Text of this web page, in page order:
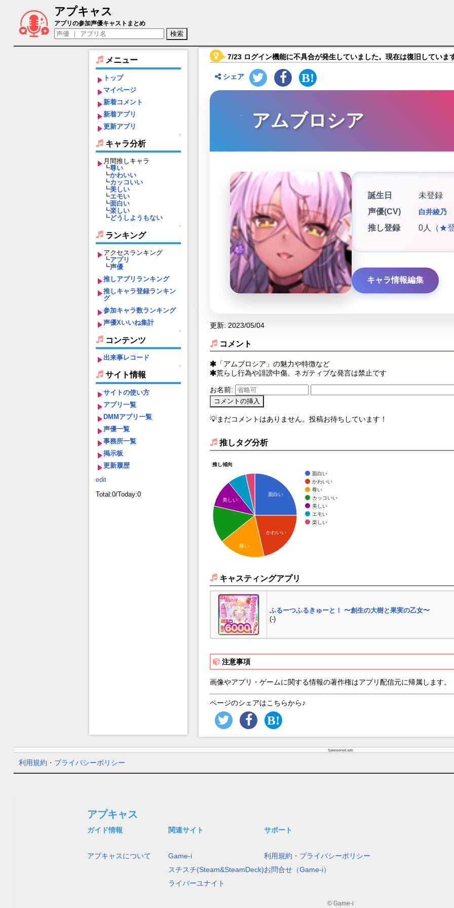
アプキャス
アムブロシア（声優：白井綾乃)【ふるーつふるきゅーと！ 〜創生の大樹と果実の乙女〜】キャラ
アプリの参加声優キャストまとめ
メニュー
トップ
マイページ
新着コメント
新着アプリ
更新アプリ
↑
キャラ分析
月間推しキャラ
┗尊い
┗かわいい
┗カッコいい
┗美しい
┗エモい
┗面白い
┗楽しい
┗どうしようもない
↑
ランキング
アクセスランキング
┗アプリ
┗声優
推しアプリランキング
推しキャラ登録ランキン
グ
参加キャラ数ランキング
声優Xいいね集計
↑
コンテンツ
出来事レコード
↑
サイト情報
サイトの使い方
アプリ一覧
DMMアプリ一覧
声優一覧
事務所一覧
掲示板
更新履歴
edit
Total:0/Today:0
7/23 ログイン機能に不具合が発生していました。現在は復旧していま
シェア
アムブロシア
誕生日
未登録
声優(CV)
白井綾乃
推し登録 0人（★
キャラ情報編集
更新: 2023/05/04
コメント
「アムブロシア」の魅力や特徴など
荒らし行為や誹謗中傷、ネガティブな発言は禁止です
お名前:
💡まだコメントはありません。投稿お待ちしています！
推しタグ分析
推し傾向
面白い
かわいい
尊い
カッコいい
美しい
エモい
楽しい
面白い
かわいい
美しい
尊い
キャスティングアプリ
ふるーつふるきゅーと！ 〜創生の大樹と果実の乙女〜
(-)
注意事項
画像やアプリ・ゲームに関する情報の著作権はアプリ配信元に帰属します。
ページのシェアはこちらから♪
Sponsored ads
利用規約・プライバシーポリシー
アプキャス
ガイド情報
アプキャスについて
関連サイト
Game-i
スチスチ(Steam&SteamDeck)
ライバーユナイト
サポート
利用規約・プライバシーポリシー
お問合せ（Game-i）
© Game-i